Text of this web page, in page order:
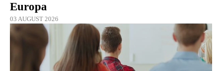
Europa
03 AUGUST 2026